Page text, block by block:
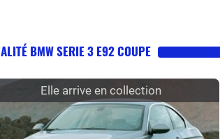
BMW SERIE 3 E92 COUPE
Elle arrive en collection